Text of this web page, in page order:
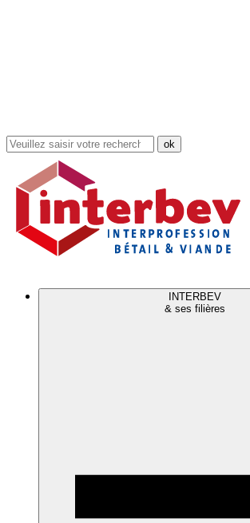
Rechercher
dans
site
INTERBEV
& ses filières